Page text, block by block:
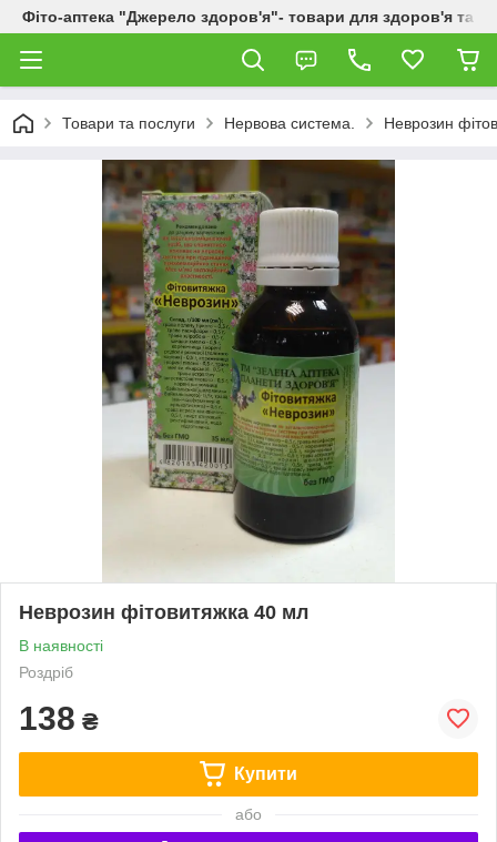
Фіто-аптека "Джерело здоров'я"- товари для здоров'я та
Товари та послуги Нервова система. Неврозин
Неврозин фітовитяжка 40 мл
В наявності
Роздріб
138 ₴
Купити
або